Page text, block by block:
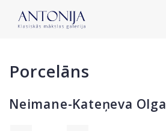
Porcelāns
Neimane-Kateņeva Olga